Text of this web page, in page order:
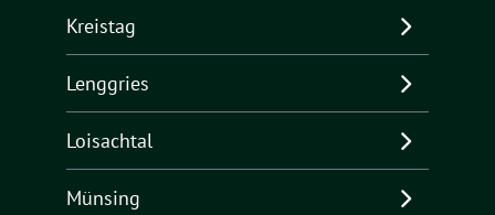
Kreistag
Lenggries
Loisachtal
Münsing